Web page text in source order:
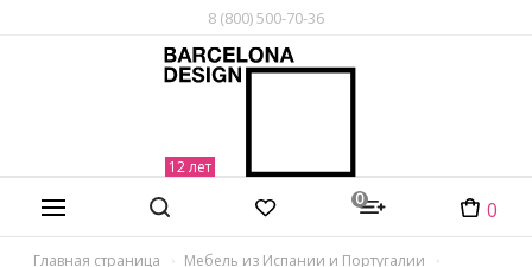
8 (800) 500-70-36
0 0
Главная страница
Мебель из Испании и Португалии